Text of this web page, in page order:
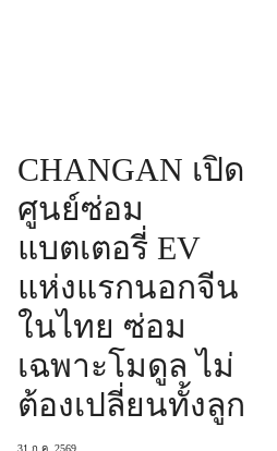
CHANGAN เปิด
ศูนย์ซ่อม
แบตเตอรี่ EV
แห่งแรกนอกจีน
ในไทย ซ่อม
เฉพาะโมดูล ไม่
ต้องเปลี่ยนทั้งลูก
31 ก.ค. 2569